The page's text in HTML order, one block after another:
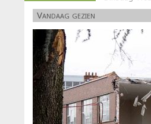
Vandaag gezien